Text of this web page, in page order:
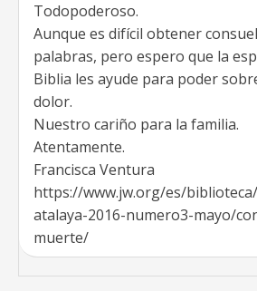
Todopoderoso.
Aunque es difícil obtener
palabras, pero espero que la
Biblia les ayude para poder
dolor.
Nuestro cariño para la familia.
Atentamente.
Francisca Ventura
https://www.jw.org/es/
atalaya-2016-numero3-mayo/
muerte/